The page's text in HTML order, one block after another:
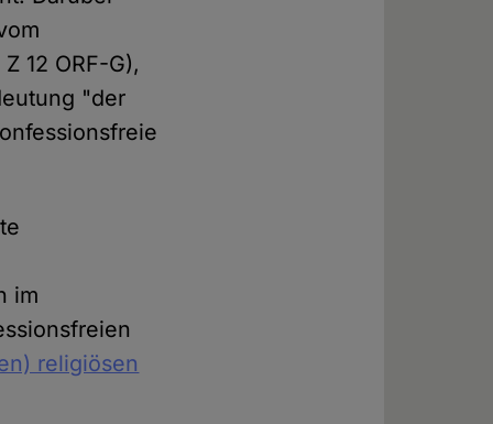
12 ORF-G),
"der
im
religiösen